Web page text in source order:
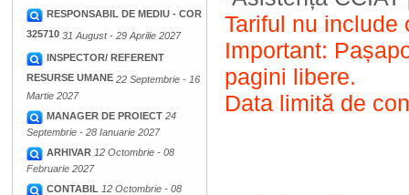
RESPONSABIL DE MEDIU - COR
325710 31 August - 29 Aprilie 2027
INSPECTOR/ REFERENT
RESURSE UMANE 22 Septembrie - 16
Martie 2027
MANAGER DE PROIECT 24
Septembrie - 28 Ianuarie 2027
ARHIVAR 12 Octombrie - 08
Februarie 2027
CONTABIL 12 Octombrie - 08
Tariful nu
Important:
pagini libere.
Data limită de